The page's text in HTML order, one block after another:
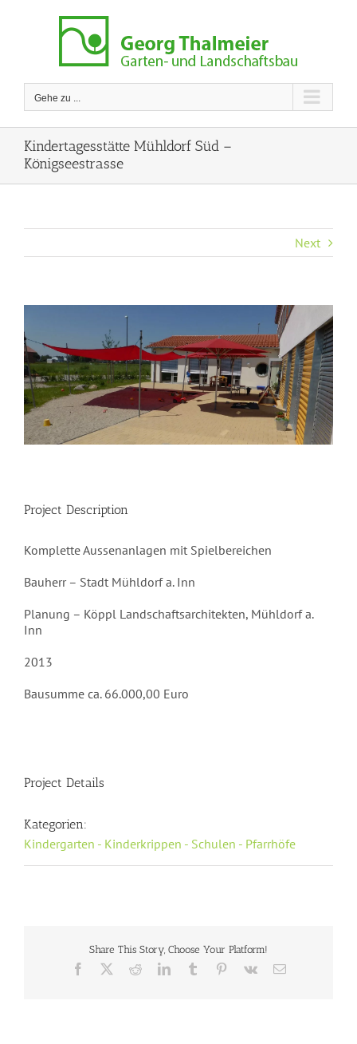
Gehe zu ...
Kindertagesstätte Mühldorf Süd –
Königseestrasse
Next
Project Description
Komplette Aussenanlagen mit Spielbereichen
Bauherr – Stadt Mühldorf a. Inn
Planung – Köppl Landschaftsarchitekten, Mühldorf a.
Inn
2013
Bausumme ca. 66.000,00 Euro
Project Details
Kategorien:
Kindergarten - Kinderkrippen - Schulen - Pfarrhöfe
Share This Story, Choose Your Platform!
Facebook RedditLinkedInTumblr Pinterest
Vk
E-